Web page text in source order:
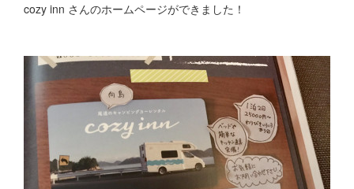
cozy inn さんのホームページができました！